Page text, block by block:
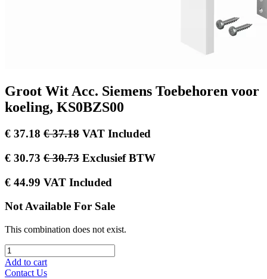
Groot Wit Acc. Siemens Toebehoren voor
koeling, KS0BZS00
€ 37.18 €37.18 VAT Included
€ 30.73 €30.73 Exclusief BTW
€ 44.99 VAT Included
Not Available For Sale
This combination does not exist.
Add to cart
Contact Us